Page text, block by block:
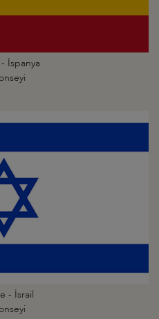
İspanya
- İsrail